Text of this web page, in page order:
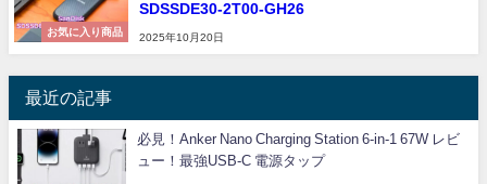
お気に入り商品
SDSSDE30-2T00-GH26
2025年10月20日
最近の記事
必見！Anker Nano Charging Station 6-in-1 67W レビ
ュー！最強USB-C 電源タップ